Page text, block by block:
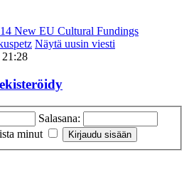
New EU Cultural Fundings
Näytä uusin viesti
Salasana:
minut